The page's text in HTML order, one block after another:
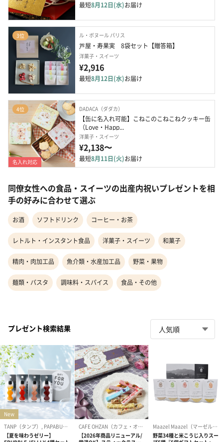
最短8月12日(水)お届け
3位 ル・ボヌール パリス
芦屋・寿果実　8袋セット【贈答箱】
洋菓子・スイーツ
¥2,916
最短8月12日(水)お届け
4位
名入れ対応
DADACA（ダダカ）
【缶に名入れ可能】こねこのこねこねクッキー缶
（Love・Happ...
洋菓子・スイーツ
¥2,138〜
最短8月11日(火)お届け
同僚女性への食品・スイーツの出産内祝いプレゼントを相
手の好みに合わせて選ぶ
お酒 ソフトドリンク コーヒー・お茶
レトルト・インスタント食品 洋菓子・スイーツ 和菓子
精肉・肉加工品 魚介類・水産加工品 野菜・果物
麺類・パスタ 調味料・スパイス 食品・その他
プレゼント検索結果